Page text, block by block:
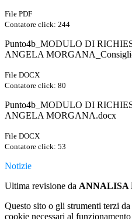
File PDF
Contatore click: 244
Punto4b_MODULO DI
ANGELA
File DOCX
Contatore click: 80
Punto4b_MODULO DI
ANGELA MORGANA.docx
File DOCX
Contatore click: 53
Notizie
Ultima revisione da ANNALISA
Questo sito o gli strumenti terzi
cookie necessari al